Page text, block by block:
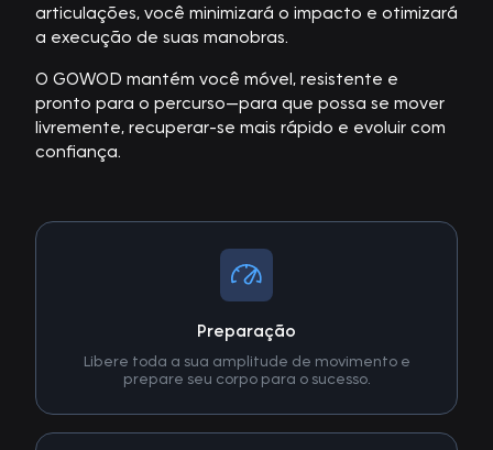
articulações, você minimizará o impacto e otimizará
a execução de suas manobras.
O GOWOD mantém você móvel, resistente e
pronto para o percurso—para que possa se mover
livremente, recuperar-se mais rápido e evoluir com
confiança.
Preparação
Libere toda a sua amplitude de movimento e
prepare seu corpo para o sucesso.